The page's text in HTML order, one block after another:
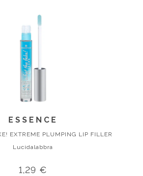
ESSENCE
EXTREME PLUMPING LIP FILLER
Lucidalabbra
1,29 €